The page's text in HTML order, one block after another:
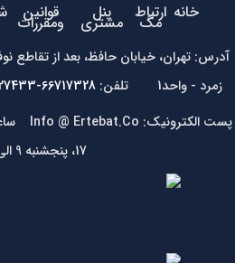
خانه ارتباط
مگ پنل
مشتری قوانین
ومقررات
زمرد - واحد1 تلفن:
66717328-66727433
17، پنجشنبه 9 الی 13